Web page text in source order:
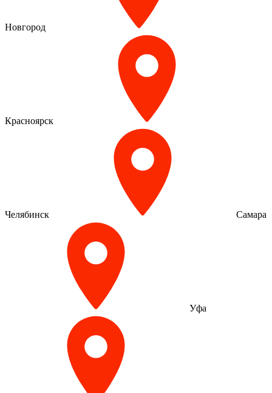
Новгород
Красноярск
Челябинск Самара
Уфа